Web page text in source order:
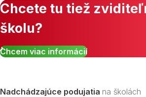
Chcete tu tiež
školu?
Chcem viac informácií
Nadchádzajúce podujatia na školách